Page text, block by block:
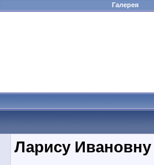
Галерея
Ларису Ивановну